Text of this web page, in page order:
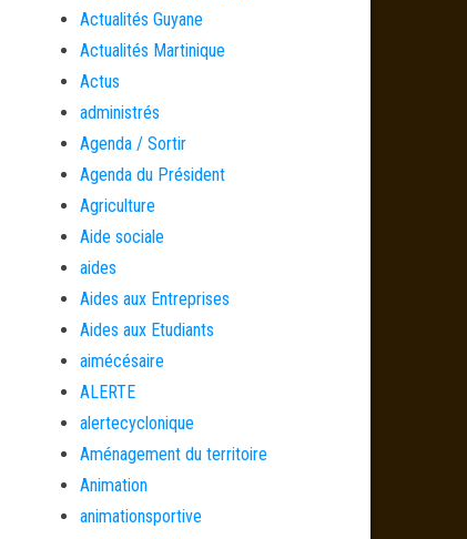
Actualités Guyane
Actualités Martinique
Actus
administrés
Agenda / Sortir
Agenda du Président
Agriculture
Aide sociale
aides
Aides aux Entreprises
Aides aux Etudiants
aimécésaire
ALERTE
alertecyclonique
Aménagement du territoire
Animation
animationsportive